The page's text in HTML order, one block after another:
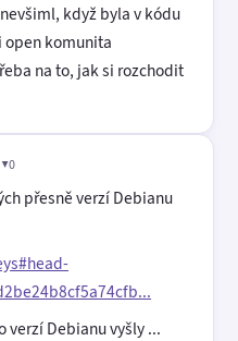
když byla v kódu
open komunita
na to, jak si rozchodit
přesně verzí Debianu
verzí Debianu vyšly ...